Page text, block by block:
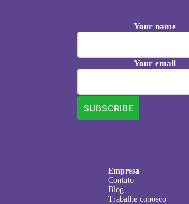
Your name
Your email
Empresa
Contato
Blog
Trabalhe conosco